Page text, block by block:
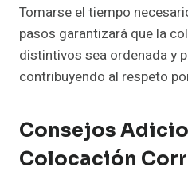
Tomarse el tiempo
pasos garantizará que la
distintivos sea ordenada y
contribuyendo al respeto
Consejos
Colocación